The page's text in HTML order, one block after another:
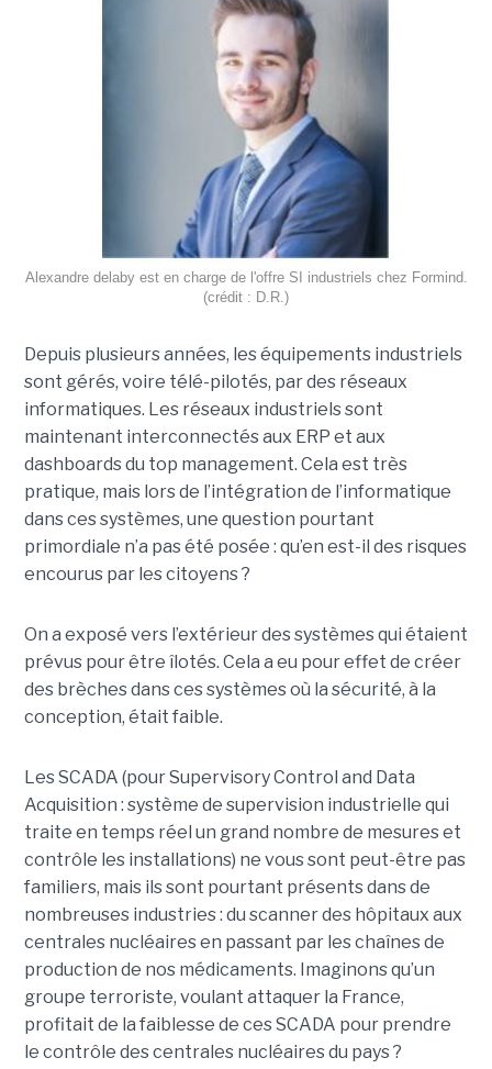
Alexandre delaby est en charge de l'offre SI industriels chez Formind.
(crédit : D.R.)
Depuis plusieurs années, les équipements industriels
sont gérés, voire télé-pilotés, par des réseaux
informatiques. Les réseaux industriels sont
maintenant interconnectés aux ERP et aux
dashboards du top management. Cela est très
pratique, mais lors de l’intégration de l’informatique
dans ces systèmes, une question pourtant
primordiale n’a pas été posée : qu’en est-il des risques
encourus par les citoyens ?
On a exposé vers l’extérieur des systèmes qui étaient
prévus pour être îlotés. Cela a eu pour effet de créer
des brèches dans ces systèmes où la sécurité, à la
conception, était faible.
Les SCADA (pour Supervisory Control and Data
Acquisition : système de supervision industrielle qui
traite en temps réel un grand nombre de mesures et
contrôle les installations) ne vous sont peut-être pas
familiers, mais ils sont pourtant présents dans de
nombreuses industries : du scanner des hôpitaux aux
centrales nucléaires en passant par les chaînes de
production de nos médicaments. Imaginons qu’un
groupe terroriste, voulant attaquer la France,
profitait de la faiblesse de ces SCADA pour prendre
le contrôle des centrales nucléaires du pays ?